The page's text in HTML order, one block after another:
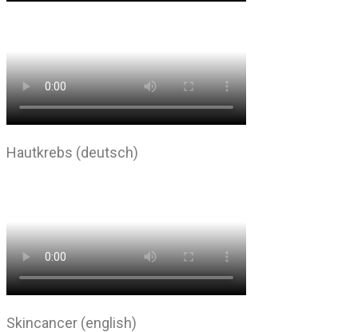
Hautkrebs (deutsch)
Skincancer (english)